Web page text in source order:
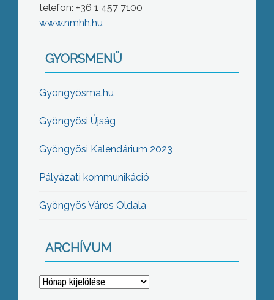
telefon: +36 1 457 7100
www.nmhh.hu
GYORSMENÜ
Gyöngyösma.hu
Gyöngyösi Újság
Gyöngyösi Kalendárium 2023
Pályázati kommunikáció
Gyöngyös Város Oldala
ARCHÍVUM
Archívum